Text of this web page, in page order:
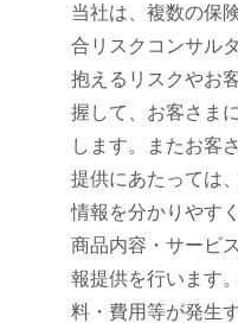
当社は、複数の保
合リスクコンサル
抱えるリスクやお
握して、お客さま
します。またお客
提供にあたっては
情報を分かりやす
商品内容・サービ
報提供を行います
料・費用等が発生